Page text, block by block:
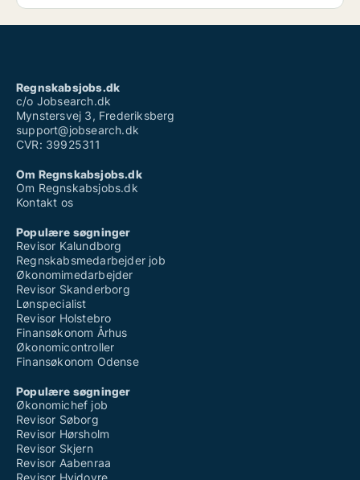
Regnskabsjobs.dk
c/o Jobsearch.dk
Mynstersvej 3, Frederiksberg
support@jobsearch.dk
CVR: 39925311
Om Regnskabsjobs.dk
Om Regnskabsjobs.dk
Kontakt os
Populære søgninger
Revisor Kalundborg
Regnskabsmedarbejder job
Økonomimedarbejder
Revisor Skanderborg
Lønspecialist
Revisor Holstebro
Finansøkonom Århus
Økonomicontroller
Finansøkonom Odense
Populære søgninger
Økonomichef job
Revisor Søborg
Revisor Hørsholm
Revisor Skjern
Revisor Aabenraa